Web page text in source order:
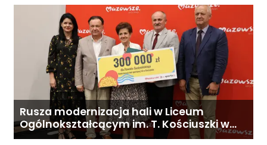
Rusza modernizacja hali w Liceum
Ogólnokształcącym im. T. Kościuszki w
Gostyninie